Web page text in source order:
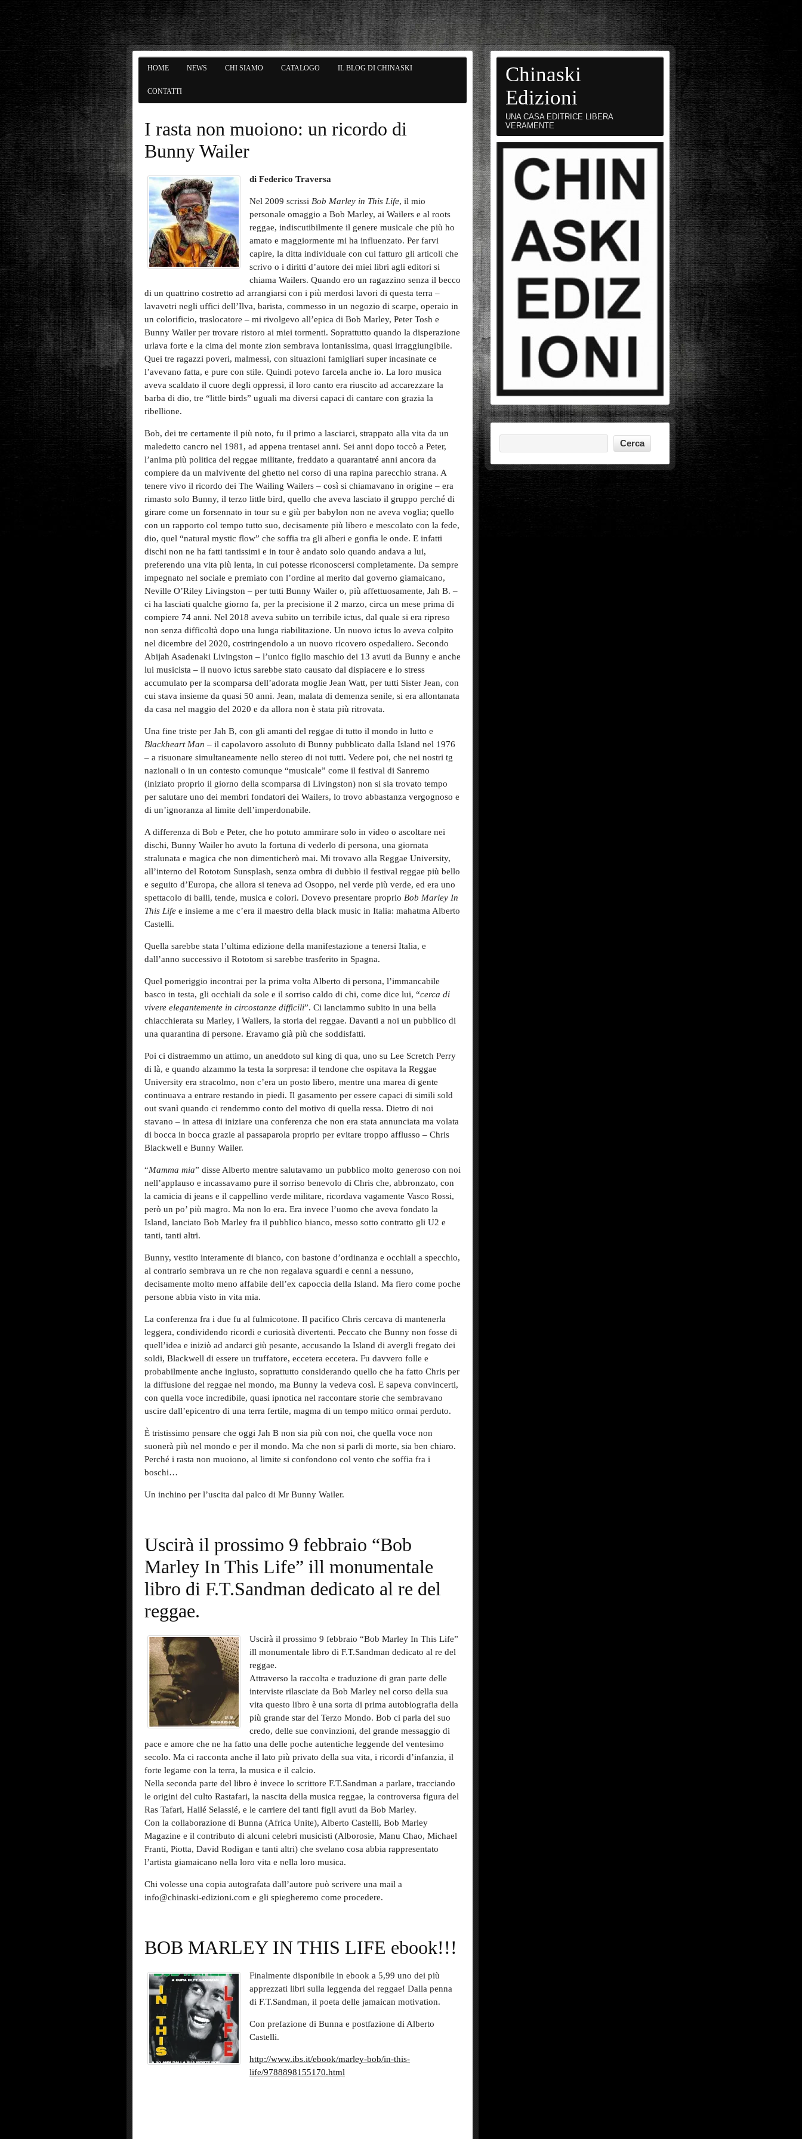
HOME NEWS CHI SIAMO CATALOGO IL BLOG DI CHINASKI
CONTATTI
I rasta non muoiono: un ricordo di
Bunny Wailer
di Federico Traversa
Nel 2009 scrissi Bob Marley in This Life, il mio
personale omaggio a Bob Marley, ai Wailers e al roots
reggae, indiscutibilmente il genere musicale che più ho
amato e maggiormente mi ha influenzato. Per farvi
capire, la ditta individuale con cui fatturo gli articoli che
scrivo o i diritti d’autore dei miei libri agli editori si
chiama Wailers. Quando ero un ragazzino senza il becco
di un quattrino costretto ad arrangiarsi con i più merdosi lavori di questa terra –
lavavetri negli uffici dell’Ilva, barista, commesso in un negozio di scarpe, operaio in
un colorificio, traslocatore – mi rivolgevo all’epica di Bob Marley, Peter Tosh e
Bunny Wailer per trovare ristoro ai miei tormenti. Soprattutto quando la disperazione
urlava forte e la cima del monte zion sembrava lontanissima, quasi irraggiungibile.
Quei tre ragazzi poveri, malmessi, con situazioni famigliari super incasinate ce
l’avevano fatta, e pure con stile. Quindi potevo farcela anche io. La loro musica
aveva scaldato il cuore degli oppressi, il loro canto era riuscito ad accarezzare la
barba di dio, tre “little birds” uguali ma diversi capaci di cantare con grazia la
ribellione.
Bob, dei tre certamente il più noto, fu il primo a lasciarci, strappato alla vita da un
maledetto cancro nel 1981, ad appena trentasei anni. Sei anni dopo toccò a Peter,
l’anima più politica del reggae militante, freddato a quarantatré anni ancora da
compiere da un malvivente del ghetto nel corso di una rapina parecchio strana. A
tenere vivo il ricordo dei The Wailing Wailers – così si chiamavano in origine – era
rimasto solo Bunny, il terzo little bird, quello che aveva lasciato il gruppo perché di
girare come un forsennato in tour su e giù per babylon non ne aveva voglia; quello
con un rapporto col tempo tutto suo, decisamente più libero e mescolato con la fede,
dio, quel “natural mystic flow” che soffia tra gli alberi e gonfia le onde. E infatti
dischi non ne ha fatti tantissimi e in tour è andato solo quando andava a lui,
preferendo una vita più lenta, in cui potesse riconoscersi completamente. Da sempre
impegnato nel sociale e premiato con l’ordine al merito dal governo giamaicano,
Neville O’Riley Livingston – per tutti Bunny Wailer o, più affettuosamente, Jah B. –
ci ha lasciati qualche giorno fa, per la precisione il 2 marzo, circa un mese prima di
compiere 74 anni. Nel 2018 aveva subito un terribile ictus, dal quale si era ripreso
non senza difficoltà dopo una lunga riabilitazione. Un nuovo ictus lo aveva colpito
nel dicembre del 2020, costringendolo a un nuovo ricovero ospedaliero. Secondo
Abijah Asadenaki Livingston – l’unico figlio maschio dei 13 avuti da Bunny e anche
lui musicista – il nuovo ictus sarebbe stato causato dal dispiacere e lo stress
accumulato per la scomparsa dell’adorata moglie Jean Watt, per tutti Sister Jean, con
cui stava insieme da quasi 50 anni. Jean, malata di demenza senile, si era allontanata
da casa nel maggio del 2020 e da allora non è stata più ritrovata.
Una fine triste per Jah B, con gli amanti del reggae di tutto il mondo in lutto e
Blackheart Man – il capolavoro assoluto di Bunny pubblicato dalla Island nel 1976
– a risuonare simultaneamente nello stereo di noi tutti. Vedere poi, che nei nostri tg
nazionali o in un contesto comunque “musicale” come il festival di Sanremo
(iniziato proprio il giorno della scomparsa di Livingston) non si sia trovato tempo
per salutare uno dei membri fondatori dei Wailers, lo trovo abbastanza vergognoso e
di un’ignoranza al limite dell’imperdonabile.
A differenza di Bob e Peter, che ho potuto ammirare solo in video o ascoltare nei
dischi, Bunny Wailer ho avuto la fortuna di vederlo di persona, una giornata
stralunata e magica che non dimenticherò mai. Mi trovavo alla Reggae University,
all’interno del Rototom Sunsplash, senza ombra di dubbio il festival reggae più bello
e seguito d’Europa, che allora si teneva ad Osoppo, nel verde più verde, ed era uno
spettacolo di balli, tende, musica e colori. Dovevo presentare proprio Bob Marley In
This Life e insieme a me c’era il maestro della black music in Italia: mahatma Alberto
Castelli.
Quella sarebbe stata l’ultima edizione della manifestazione a tenersi Italia, e
dall’anno successivo il Rototom si sarebbe trasferito in Spagna.
Quel pomeriggio incontrai per la prima volta Alberto di persona, l’immancabile
basco in testa, gli occhiali da sole e il sorriso caldo di chi, come dice lui, “cerca di
vivere elegantemente in circostanze difficili”. Ci lanciammo subito in una bella
chiacchierata su Marley, i Wailers, la storia del reggae. Davanti a noi un pubblico di
una quarantina di persone. Eravamo già più che soddisfatti.
Poi ci distraemmo un attimo, un aneddoto sul king di qua, uno su Lee Scretch Perry
di là, e quando alzammo la testa la sorpresa: il tendone che ospitava la Reggae
University era stracolmo, non c’era un posto libero, mentre una marea di gente
continuava a entrare restando in piedi. Il gasamento per essere capaci di simili sold
out svanì quando ci rendemmo conto del motivo di quella ressa. Dietro di noi
stavano – in attesa di iniziare una conferenza che non era stata annunciata ma volata
di bocca in bocca grazie al passaparola proprio per evitare troppo afflusso – Chris
Blackwell e Bunny Wailer.
“Mamma mia” disse Alberto mentre salutavamo un pubblico molto generoso con noi
nell’applauso e incassavamo pure il sorriso benevolo di Chris che, abbronzato, con
la camicia di jeans e il cappellino verde militare, ricordava vagamente Vasco Rossi,
però un po’ più magro. Ma non lo era. Era invece l’uomo che aveva fondato la
Island, lanciato Bob Marley fra il pubblico bianco, messo sotto contratto gli U2 e
tanti, tanti altri.
Bunny, vestito interamente di bianco, con bastone d’ordinanza e occhiali a specchio,
al contrario sembrava un re che non regalava sguardi e cenni a nessuno,
decisamente molto meno affabile dell’ex capoccia della Island. Ma fiero come poche
persone abbia visto in vita mia.
La conferenza fra i due fu al fulmicotone. Il pacifico Chris cercava di mantenerla
leggera, condividendo ricordi e curiosità divertenti. Peccato che Bunny non fosse di
quell’idea e iniziò ad andarci giù pesante, accusando la Island di avergli fregato dei
soldi, Blackwell di essere un truffatore, eccetera eccetera. Fu davvero folle e
probabilmente anche ingiusto, soprattutto considerando quello che ha fatto Chris per
la diffusione del reggae nel mondo, ma Bunny la vedeva così. E sapeva convincerti,
con quella voce incredibile, quasi ipnotica nel raccontare storie che sembravano
uscire dall’epicentro di una terra fertile, magma di un tempo mitico ormai perduto.
È tristissimo pensare che oggi Jah B non sia più con noi, che quella voce non
suonerà più nel mondo e per il mondo. Ma che non si parli di morte, sia ben chiaro.
Perché i rasta non muoiono, al limite si confondono col vento che soffia fra i
boschi…
Un inchino per l’uscita dal palco di Mr Bunny Wailer.
Uscirà il prossimo 9 febbraio “Bob
Marley In This Life” ill monumentale
libro di F.T.Sandman dedicato al re del
reggae.
Uscirà il prossimo 9 febbraio “Bob Marley In This Life”
ill monumentale libro di F.T.Sandman dedicato al re del
reggae.
Attraverso la raccolta e traduzione di gran parte delle
interviste rilasciate da Bob Marley nel corso della sua
vita questo libro è una sorta di prima autobiografia della
più grande star del Terzo Mondo. Bob ci parla del suo
credo, delle sue convinzioni, del grande messaggio di
pace e amore che ne ha fatto una delle poche autentiche leggende del ventesimo
secolo. Ma ci racconta anche il lato più privato della sua vita, i ricordi d’infanzia, il
forte legame con la terra, la musica e il calcio.
Nella seconda parte del libro è invece lo scrittore F.T.Sandman a parlare, tracciando
le origini del culto Rastafari, la nascita della musica reggae, la controversa figura del
Ras Tafari, Hailé Selassié, e le carriere dei tanti figli avuti da Bob Marley.
Con la collaborazione di Bunna (Africa Unite), Alberto Castelli, Bob Marley
Magazine e il contributo di alcuni celebri musicisti (Alborosie, Manu Chao, Michael
Franti, Piotta, David Rodigan e tanti altri) che svelano cosa abbia rappresentato
l’artista giamaicano nella loro vita e nella loro musica.
Chi volesse una copia autografata dall’autore può scrivere una mail a
info@chinaski-edizioni.com e gli spiegheremo come procedere.
BOB MARLEY IN THIS LIFE ebook!!!
Finalmente disponibile in ebook a 5,99 uno dei più
apprezzati libri sulla leggenda del reggae! Dalla penna
di F.T.Sandman, il poeta delle jamaican motivation.
Con prefazione di Bunna e postfazione di Alberto
Castelli.
http://www.ibs.it/ebook/marley-bob/in-this-
life/9788898155170.html
Chinaski
Edizioni
UNA CASA EDITRICE LIBERA
VERAMENTE